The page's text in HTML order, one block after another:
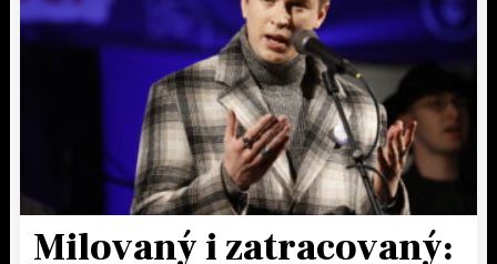
KALENDÁŘ
PROGRAM
Milovaný i zatracovaný: